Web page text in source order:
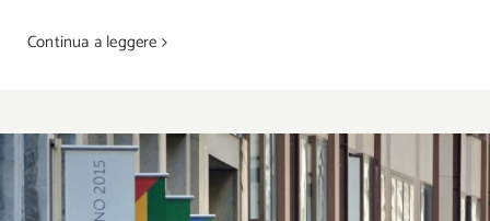
Continua a leggere